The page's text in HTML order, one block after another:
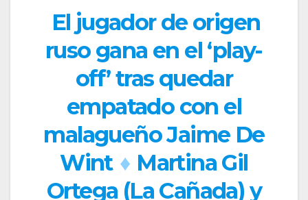
El jugador de origen
ruso gana en el ‘play-
off’ tras quedar
empatado con el
malagueño Jaime De
Wint ♦ Martina Gil
Ortega (La Cañada) y